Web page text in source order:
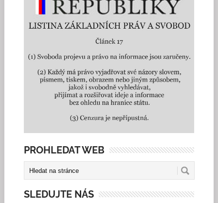
PROHLEDAT WEB
SLEDUJTE NÁS